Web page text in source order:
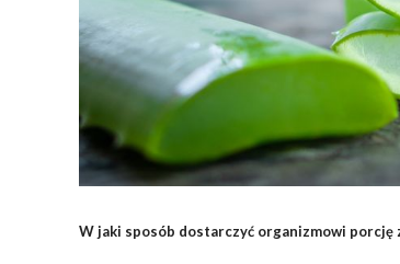
W jaki sposób dostarczyć organizmowi